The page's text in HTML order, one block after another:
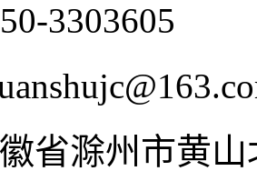
3303605
省滁州市黄山